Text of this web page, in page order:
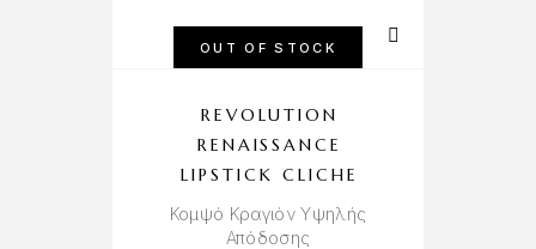
OUT OF STOCK
REVOLUTION
RENAISSANCE
LIPSTICK CLICHE
Κομψό Κραγιόν Υψηλής
Απόδοσης